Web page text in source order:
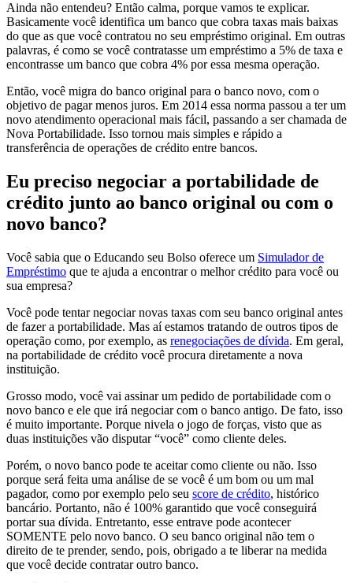
Ainda não entendeu? Então calma, porque vamos te explicar.
Basicamente você identifica um banco que cobra taxas mais baixas
do que as que você contratou no seu empréstimo original. Em outras
palavras, é como se você contratasse um empréstimo a 5% de taxa e
encontrasse um banco que cobra 4% por essa mesma operação.
Então, você migra do banco original para o banco novo, com o
objetivo de pagar menos juros. Em 2014 essa norma passou a ter um
novo atendimento operacional mais fácil, passando a ser chamada de
Nova Portabilidade. Isso tornou mais simples e rápido a
transferência de operações de crédito entre bancos.
Eu preciso negociar a portabilidade de
crédito junto ao banco original ou com o
novo banco?
Você sabia que o Educando seu Bolso oferece um Simulador de
Empréstimo que te ajuda a encontrar o melhor crédito para você ou
sua empresa?
Você pode tentar negociar novas taxas com seu banco original antes
de fazer a portabilidade. Mas aí estamos tratando de outros tipos de
operação como, por exemplo, as renegociações de dívida. Em geral,
na portabilidade de crédito você procura diretamente a nova
instituição.
Grosso modo, você vai assinar um pedido de portabilidade com o
novo banco e ele que irá negociar com o banco antigo. De fato, isso
é muito importante. Porque nivela o jogo de forças, visto que as
duas instituições vão disputar “você” como cliente deles.
Porém, o novo banco pode te aceitar como cliente ou não. Isso
porque será feita uma análise de se você é um bom ou um mal
pagador, como por exemplo pelo seu score de crédito, histórico
bancário. Portanto, não é 100% garantido que você conseguirá
portar sua dívida. Entretanto, esse entrave pode acontecer
SOMENTE pelo novo banco. O seu banco original não tem o
direito de te prender, sendo, pois, obrigado a te liberar na medida
que você decide contratar outro banco.